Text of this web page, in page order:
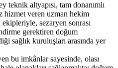
teknik altyapısı, tam donanımlı
hizmet veren uzman hekim
sezaryen sonrası
gerektiren doğum
sağlık kuruluşları arasında yer
bu imkânlar sayesinde, olası